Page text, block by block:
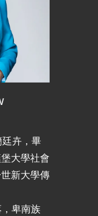
卉，畢
大學社會
新大學傳
卑南族